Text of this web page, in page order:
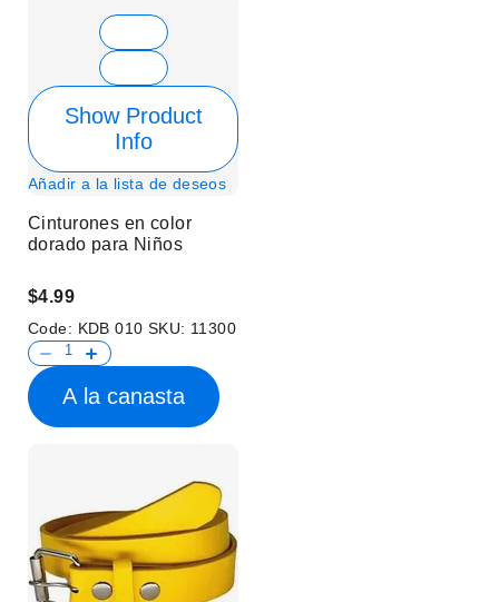
Show Product
Info
Añadir a la lista de deseos
Cinturones en color
dorado para Niños
$4.99
Code: KDB 010 SKU: 11300
A la canasta